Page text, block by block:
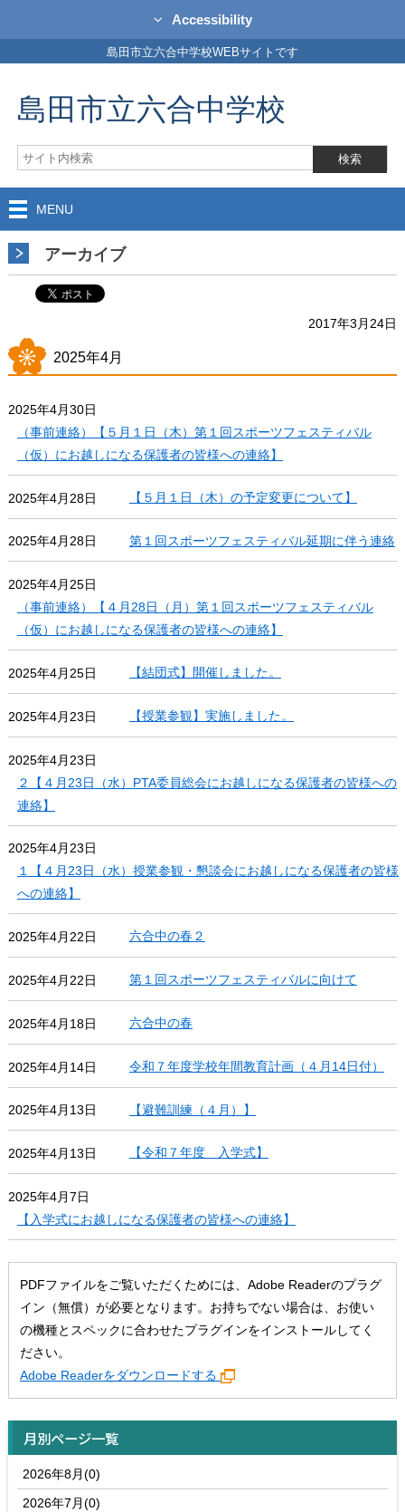
Accessibility
島田市立六合中学校WEBサイトです
島田市立六合中学校
MENU
アーカイブ
2017年3月24日
2025年4月
2025年4月30日
（事前連絡）【５月１日（木）第１回スポーツフェスティバル
（仮）にお越しになる保護者の皆様への連絡】
2025年4月28日 【５月１日（木）の予定変更について】
2025年4月28日 第１回スポーツフェスティバル延期に伴う連絡
2025年4月25日
（事前連絡）【４月28日（月）第１回スポーツフェスティバル
（仮）にお越しになる保護者の皆様への連絡】
2025年4月25日 【結団式】開催しました。
2025年4月23日 【授業参観】実施しました。
2025年4月23日
２【４月23日（水）PTA委員総会にお越しになる保護者の皆様への
連絡】
2025年4月23日
１【４月23日（水）授業参観・懇談会にお越しになる保護者の皆様
への連絡】
2025年4月22日 六合中の春２
2025年4月22日 第１回スポーツフェスティバルに向けて
2025年4月18日 六合中の春
2025年4月14日 令和７年度学校年間教育計画（４月14日付）
2025年4月13日 【避難訓練（４月）】
2025年4月13日 【令和７年度 入学式】
2025年4月7日
【入学式にお越しになる保護者の皆様への連絡】
PDFファイルをご覧いただくためには、Adobe Readerのプラグ
イン（無償）が必要となります。お持ちでない場合は、お使い
の機種とスペックに合わせたプラグインをインストールしてく
ださい。
Adobe Readerをダウンロードする
月別ページ一覧
2026年8月(0)
2026年7月(0)